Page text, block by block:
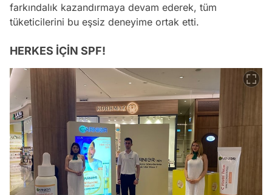
farkındalık kazandırmaya devam ederek, tüm
tüketicilerini bu eşsiz deneyime ortak etti.
HERKES İÇİN SPF!